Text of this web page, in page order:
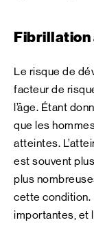
Fibrillation
Le risque de
facteur de
l’âge. Étant
que les
atteintes.
est souvent
plus
cette condition.
importantes, et